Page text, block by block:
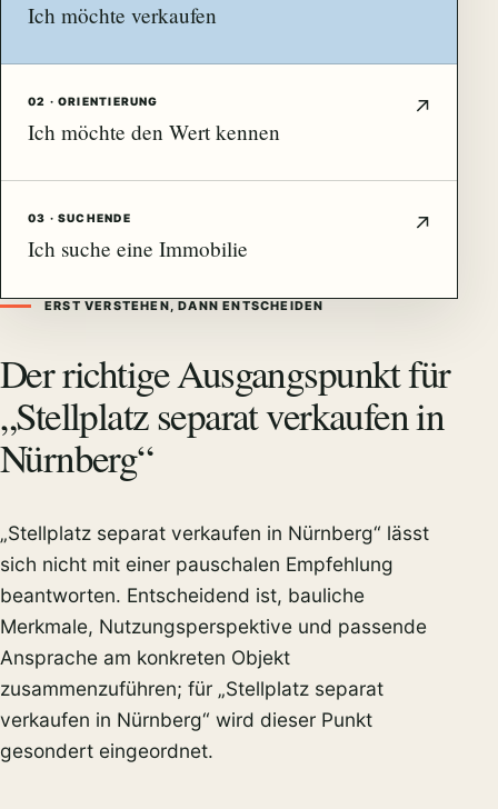
Ich möchte verkaufen
02 · ORIENTIERUNG
Ich möchte den Wert kennen
03 · SUCHENDE
Ich suche eine Immobilie
ERST VERSTEHEN, DANN ENTSCHEIDEN
Der richtige Ausgangspunkt für
„Stellplatz separat verkaufen in
Nürnberg“
„Stellplatz separat verkaufen in Nürnberg“ lässt
sich nicht mit einer pauschalen Empfehlung
beantworten. Entscheidend ist, bauliche
Merkmale, Nutzungsperspektive und passende
Ansprache am konkreten Objekt
zusammenzuführen; für „Stellplatz separat
verkaufen in Nürnberg“ wird dieser Punkt
gesondert eingeordnet.